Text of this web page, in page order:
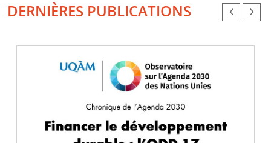
DERNIÈRES PUBLICATIONS